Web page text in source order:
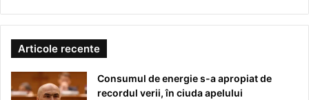
Articole recente
Consumul de energie s-a apropiat de
recordul verii, în ciuda apelului